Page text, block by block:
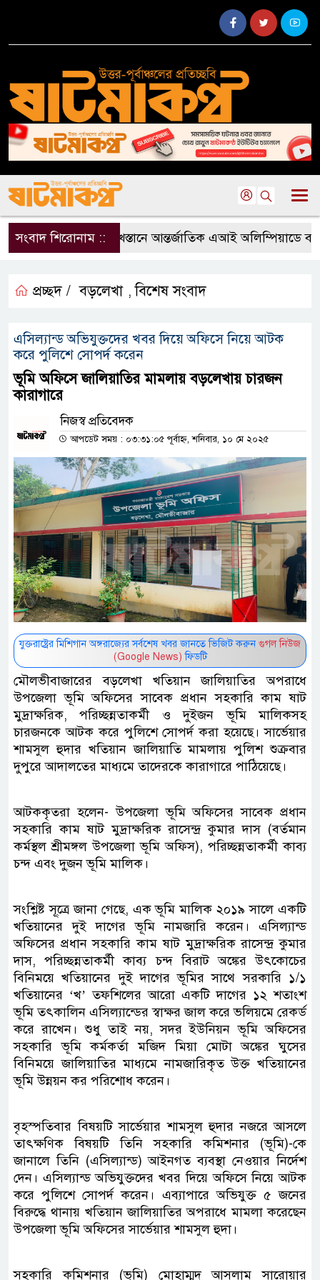
সংবাদ শিরোনাম ::কাজাখস্তানে আন্তর্জাতিক এআই অলিম্পিয়াডে
প্রচ্ছদ / বড়লেখা ,বিশেষ সংবাদ
এসিল্যান্ড অভিযুক্তদের খবর দিয়ে অফিসে নিয়ে আটক
করে পুলিশে সোপর্দ করেন
ভূমি অফিসে জালিয়াতির মামলায় বড়লেখায় চারজন
কারাগারে
নিজস্ব প্রতিবেদক
আপডেট সময় : ০৩:৩১:০৫ পূর্বাহ্ন, শনিবার, ১০ মে ২০২৫
যুক্তরাষ্ট্রের মিশিগান অঙ্গরাজ্যের সর্বশেষ খবর জানতে ভিজিট করুন গুগল নিউজ
(Google News) ফিডটি
মৌলভীবাজারের বড়লেখা খতিয়ান জালিয়াতির অপরাধে
উপজেলা ভূমি অফিসের সাবেক প্রধান সহকারি কাম ষাট
মুদ্রাক্ষরিক, পরিচ্ছন্নতাকর্মী ও দুইজন ভূমি মালিকসহ
চারজনকে আটক করে পুলিশে সোপর্দ করা হয়েছে। সার্ভেয়ার
শামসুল হুদার খতিয়ান জালিয়াতি মামলায় পুলিশ শুক্রবার
দুপুরে আদালতের মাধ্যমে তাদেরকে কারাগারে পাঠিয়েছে।
আটককৃতরা হলেন- উপজেলা ভূমি অফিসের সাবেক প্রধান
সহকারি কাম ষাট মুদ্রাক্ষরিক রাসেন্দ্র কুমার দাস (বর্তমান
কর্মস্থল শ্রীমঙ্গল উপজেলা ভূমি অফিস), পরিচ্ছন্নতাকর্মী কাব্য
চন্দ এবং দু্জন ভূমি মালিক।
সংশ্লিষ্ট সূ্ত্রে জানা গেছে, এক ভূমি মালিক ২০১৯ সালে একটি
খতিয়ানের দুই দাগের ভূমি নামজারি করেন। এসিল্যান্ড
অফিসের প্রধান সহকারি কাম ষাট মুদ্রাক্ষরিক রাসেন্দ্র কুমার
দাস, পরিচ্ছন্নতাকর্মী কাব্য চন্দ বিরাট অঙ্কের উৎকোচের
বিনিময়ে খতিয়ানের দুই দাগের ভূমির সাথে সরকারি ১/১
খতিয়ানের ‘খ’ তফশিলের আরো একটি দাগের ১২ শতাংশ
ভূমি তৎকালিন এসিল্যান্ডের স্বাক্ষর জাল করে ভলিয়মে রেকর্ড
করে রাখেন। শুধু তাই নয়, সদর ইউনিয়ন ভূমি অফিসের
সহকারি ভূমি কর্মকর্তা মজিদ মিয়া মোটা অঙ্কের ঘুসের
বিনিময়ে জালিয়াতির মাধ্যমে নামজারিকৃত উক্ত খতিয়ানের
ভূমি উন্নয়ন কর পরিশোধ করেন।
বৃহস্পতিবার বিষয়টি সার্ভেয়ার শামসুল হুদার নজরে আসলে
তাৎক্ষণিক বিষয়টি তিনি সহকারি কমিশনার (ভূমি)-কে
জানালে তিনি (এসিল্যান্ড) আইনগত ব্যবস্থা নেওয়ার নির্দেশ
দেন। এসিল্যান্ড অভিযুক্তদের খবর দিয়ে অফিসে নিয়ে আটক
করে পুলিশে সোপর্দ করেন। এব্যাপারে অভিযুক্ত ৫ জনের
বিরুদ্ধে থানায় খতিয়ান জালিয়াতির অপরাধে মামলা করেছেন
উপজেলা ভূমি অফিসের সার্ভেয়ার শামসুল হুদা।
সহকারি কমিশনার (ভূমি) মোহাম্মদ আসলাম সারোয়ার